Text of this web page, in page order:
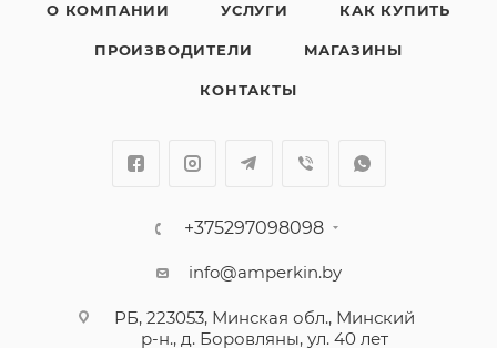
О КОМПАНИИ УСЛУГИ КАК КУПИТЬ
ПРОИЗВОДИТЕЛИ МАГАЗИНЫ
КОНТАКТЫ
+375297098098
info@amperkin.by
РБ, 223053, Минская обл., Минский
р-н., д. Боровляны, ул. 40 лет